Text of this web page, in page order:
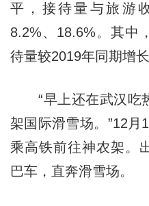
平，接待量与旅游
8.2%、18.6%。其中
待量较2019年同期增长
“早上还在武汉吃
架国际滑雪场。”12月
乘高铁前往神农架。
巴车，直奔滑雪场。